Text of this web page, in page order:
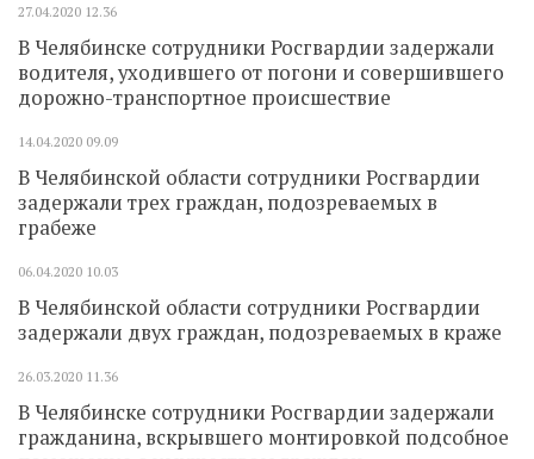
27.04.2020 12.36
В Челябинске сотрудники Росгвардии задержали
водителя, уходившего от погони и совершившего
дорожно-транспортное происшествие
14.04.2020 09.09
В Челябинской области сотрудники Росгвардии
задержали трех граждан, подозреваемых в
грабеже
06.04.2020 10.03
В Челябинской области сотрудники Росгвардии
задержали двух граждан, подозреваемых в краже
26.03.2020 11.36
В Челябинске сотрудники Росгвардии задержали
гражданина, вскрывшего монтировкой подсобное